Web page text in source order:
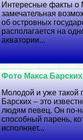
Интересные факты о
замечательная
об островных
располагается на
акватории...
Фото Макса Барских
Молодой и уже такой
Барских – это
людям певец. Он по-
способный парень,
исполняет...